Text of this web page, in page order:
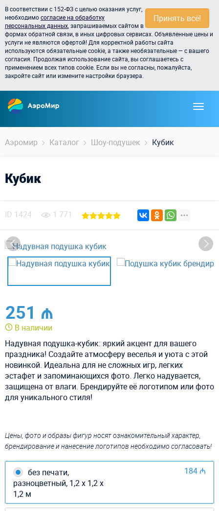
Принять всё!
В соответствии с 152-ФЗ с целью оказания услуг,
необходимосогласие на обработку
персональных данных , запрашиваемых сайтом в
формах обратной связи, в иных цифровых сервисах. Объявленные цены и
услуги не являются офертой! Для корректной работы сайта
используются обязательные cookie, а также необязательные — с вашего
согласия. Продолжая использование сайта, вы соглашаетесь с
применением всех типов cookie. Если вы не согласны, пожалуйста,
закройте сайт или измените настройки браузера.
Аэромир Каталог Шоу-подушек Кубик
Кубик
ID 1424 1 771
251 ₼
В наличии
Надувная подушка-кубик: яркий акцент для вашего
праздника! Создайте атмосферу веселья и уюта с этой
новинкой. Идеальна для не сложных игр, легких
эстафет и запоминающихся фото. Легко надувается,
защищена от влаги. Брендируйте её логотипом или фото
для уникального стиля!
Цены, фото и образы фигур носят ознакомительный характер,
брендирование и нанесение логотипов необходимо согласовать!
без печати,
разноцветный, 1,2 х 1,2 х
1,2 м
184 ₼